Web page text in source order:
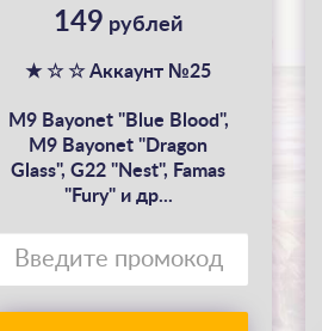
149 рублей
★ ☆ ☆ Аккаунт №25
M9 Bayonet "Blue Blood",
M9 Bayonet "Dragon
Glass", G22 "Nest", Famas
"Fury" и др...